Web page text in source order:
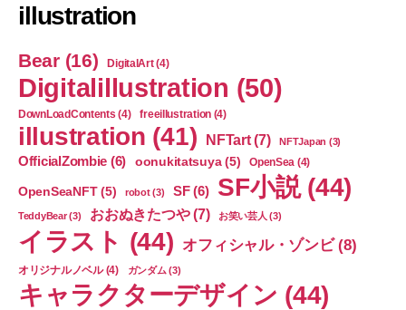
illustration
Bear(16) DigitalArt(4)
Digitalillustration (50)
DownLoadContents (4) freeillustration (4)
illustration (41) NFTart(7) NFTJapan (3)
OfficialZombie (6) oonukitatsuya(5) OpenSea (4)
OpenSeaNFT(5) robot(3) SF(6) SF小説(44)
TeddyBear(3) おおぬきたつや(7) お笑い芸人 (3)
イラスト (44) オフィシャル・ゾンビ(8)
オリジナルノベル(4) ガンダム (3)
キャラクターデザイン (44)